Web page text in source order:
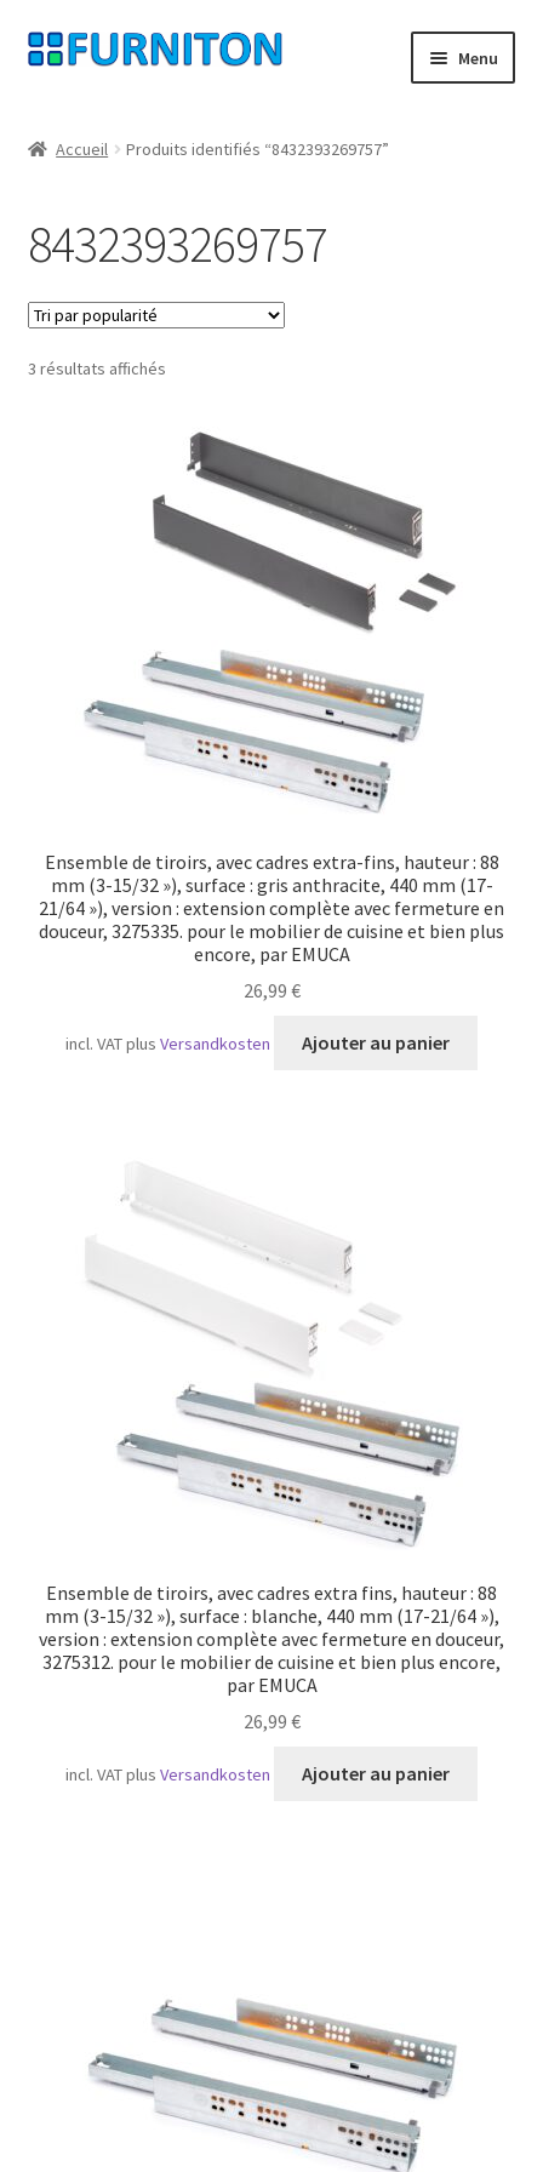
Aller
à
navigation
Aller
au
Menu
Protection des données
Droit de rétractation
Contact
CONDITIONS GÉNÉRALES DE VENTE
Transport maritime
Accueil Produits identifiés “8432393269757”
8432393269757
3 résultats affichésTrié
Ensemble de tiroirs, avec cadres extra-fins, hauteur : 88
mm (3-15/32 »), surface : gris anthracite, 440 mm (17-
21/64 »), version : extension complète avec fermeture en
douceur, 3275335. pour le mobilier de cuisine et bien plus
encore, par EMUCA
26,99 €
incl. VATplusVersandkosten Ajouter au panier
Ensemble de tiroirs, avec cadres extra fins, hauteur : 88
mm (3-15/32 »), surface : blanche, 440 mm (17-21/64 »),
version : extension complète avec fermeture en douceur,
3275312. pour le mobilier de cuisine et bien plus encore,
par EMUCA
26,99 €
incl. VATplusVersandkosten Ajouter au panier